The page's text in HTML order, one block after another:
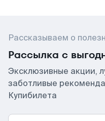
Рассказываем о
Рассылка с
Эксклюзивные акции,
заботливые
Купибилета